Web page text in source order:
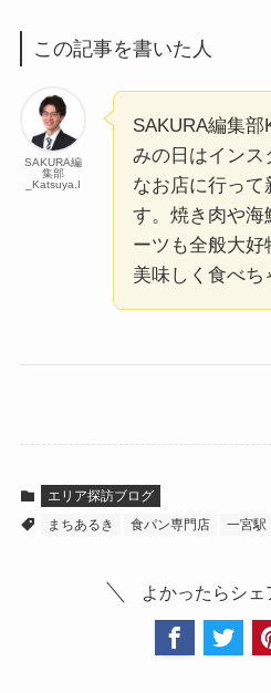
この記事を書いた人
SAKURA編
集部
_Katsuya.I
SAKURA編集
みの日はインス
なお店に行って
す。焼き肉や海
ーツも全般大好
美味しく食べち
エリア探訪ブログ
まちあるき
食パン専門店 一宮駅
よかったらシェ